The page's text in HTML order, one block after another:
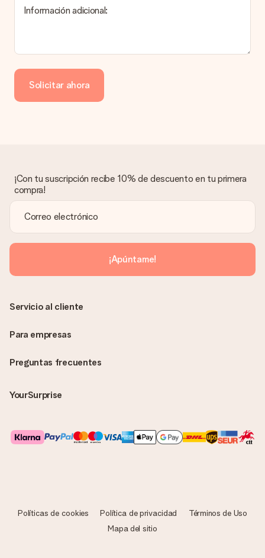
¿Cómo puedo pagar mi pedido?
de crédito o transferencia bancaria. En caso de elegir
transferencia bancaria, ten en cuenta 3 días adicionales para la
entrega de tu regalo.
asunto contigo. Ponte en contacto con nuestro equipo de
atención al cliente por teléfono, correo electrónico o chat y
buscaremos una solución adecuada para ti.
¿Se envía la factura junto con el pedido?
La factura y cualquier otra información relativa a tu regalo se
enviará únicamente por correo electrónico. El regalo se enviará
sin ninguna información adicional Así, evitaremos que la
persona que recibe el regalo la vea. ¡No le enviaremos nada
más que su increíble regalo! ¿Quieres que sepa quién se lo
Información adicional:
Solicitar ahora
¡Con tu suscripción recibe 10% de descuento en tu primera
compra!
¡Apúntame!
Preguntas frecuentes
YourSurprise
Servicio al cliente
Para empresas
Políticas de cookies Política de privacidad
Términos de Uso
Mapa del sitio